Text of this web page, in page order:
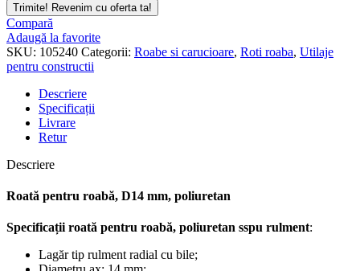
Trimite! Revenim cu oferta ta!
Email*
Compară
Adaugă la favorite
SKU: 105240 Categorii: Roabe si carucioare, Roti roaba, Utilaje
pentru constructii
Descriere
Specificații
Livrare
Retur
Descriere
Roată pentru roabă, D14 mm, poliuretan
Specificațiiroată pentru roabă, poliuretan sspu rulment:
Lagăr tip rulment radial cu bile;